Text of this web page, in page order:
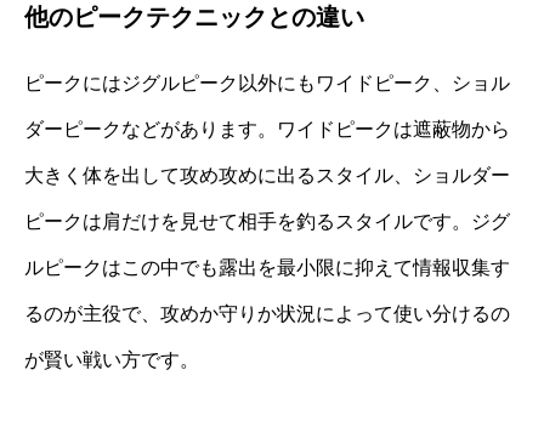
他のピークテクニックとの違い
ピークにはジグルピーク以外にもワイドピーク、ショル
ダーピークなどがあります。ワイドピークは遮蔽物から
大きく体を出して攻め攻めに出るスタイル、ショルダー
ピークは肩だけを見せて相手を釣るスタイルです。ジグ
ルピークはこの中でも露出を最小限に抑えて情報収集す
るのが主役で、攻めか守りか状況によって使い分けるの
が賢い戦い方です。